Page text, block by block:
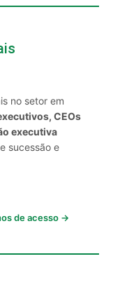
no setor em
CEOs
executiva
sucessão e
de acesso →